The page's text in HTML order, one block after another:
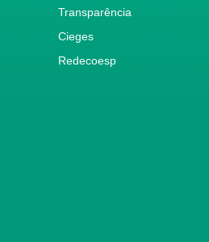
Transparência
Cieges
Redecoesp